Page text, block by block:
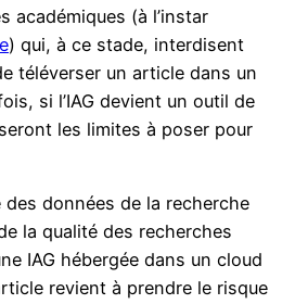
académiques (à l’instar
) qui, à ce stade, interdisent
téléverser un article dans un
si l’IAG devient un outil de
les limites à poser pour
données de la recherche
la qualité des recherches
IAG hébergée dans un cloud
revient à prendre le risque